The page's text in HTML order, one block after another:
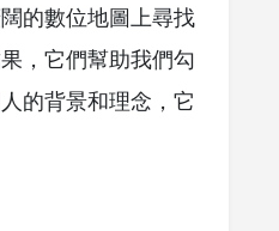
的數位地圖上尋找
，它們幫助我們勾
的背景和理念，它